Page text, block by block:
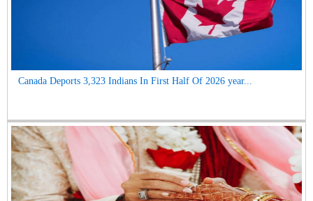
Canada Deports 3,323 Indians In First Half Of 2026 year...